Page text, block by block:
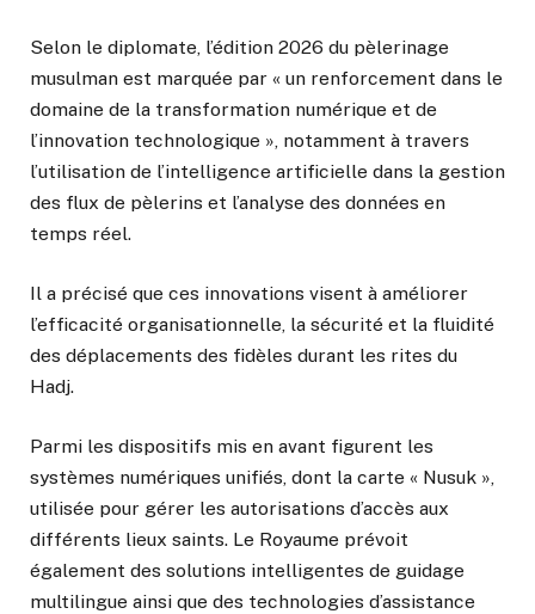
Selon le diplomate, l’édition 2026 du pèlerinage
musulman est marquée par « un renforcement dans le
domaine de la transformation numérique et de
l’innovation technologique », notamment à travers
l’utilisation de l’intelligence artificielle dans la gestion
des flux de pèlerins et l’analyse des données en
temps réel.
Il a précisé que ces innovations visent à améliorer
l’efficacité organisationnelle, la sécurité et la fluidité
des déplacements des fidèles durant les rites du
Hadj.
Parmi les dispositifs mis en avant figurent les
systèmes numériques unifiés, dont la carte « Nusuk »,
utilisée pour gérer les autorisations d’accès aux
différents lieux saints. Le Royaume prévoit
également des solutions intelligentes de guidage
multilingue ainsi que des technologies d’assistance